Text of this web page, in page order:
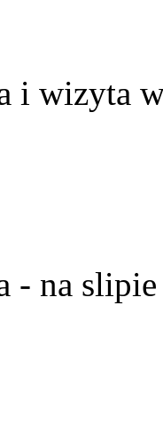
i wizyta
- na